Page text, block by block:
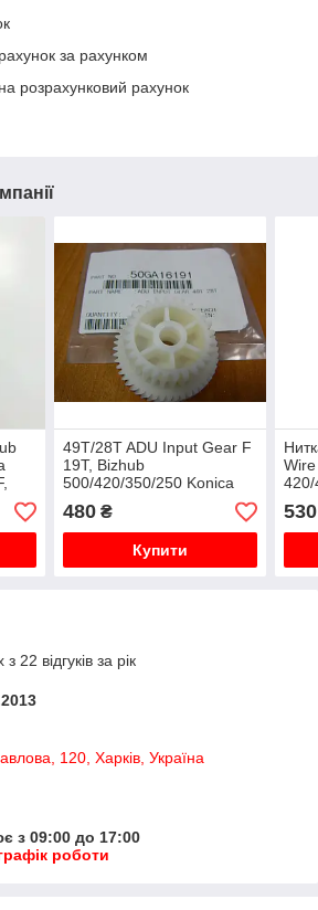
за рахунком
розрахунковий рахунок
49T/28T ADU Input Gear F
19T, Bizhub
500/420/350/250 Konica
Minolta оригінал,
50GA16191
480₴
Купити
420/
530
22 відгуків за рік
120, Харків, Україна
з 09:00 до 17:00
роботи